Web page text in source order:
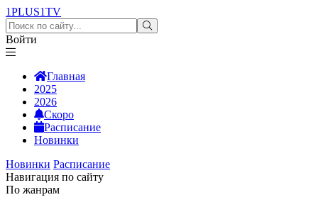
1PLUS1TV
Войти
Главная
2025
2026
Скоро
Расписание
Новинки
Новинки Расписание
Навигация по сайту
По жанрам